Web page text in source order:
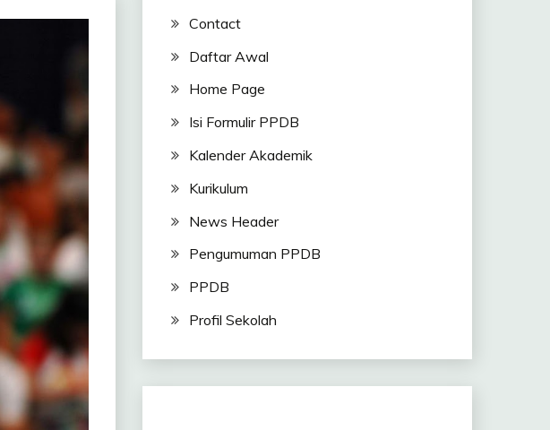
Contact
Daftar Awal
Home Page
Isi Formulir PPDB
Kalender Akademik
Kurikulum
News Header
Pengumuman PPDB
PPDB
Profil Sekolah